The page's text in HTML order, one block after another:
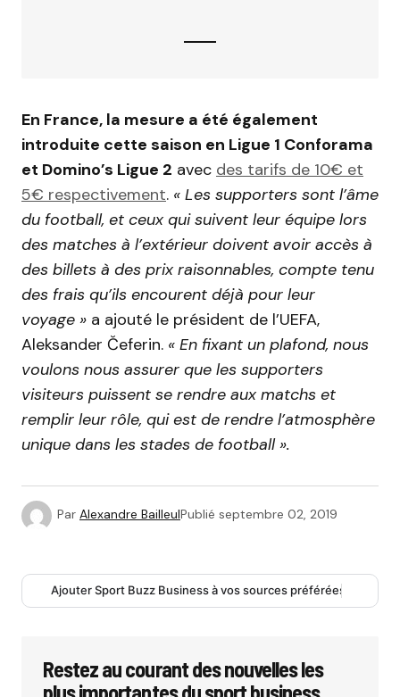
En France, la mesure a été également
introduite cette saison en Ligue 1 Conforama
et Domino’s Ligue 2 avec des tarifs de 10€ et
5€ respectivement. « Les supporters sont l’âme
du football, et ceux qui suivent leur équipe lors
des matches à l’extérieur doivent avoir accès à
des billets à des prix raisonnables, compte tenu
des frais qu’ils encourent déjà pour leur
voyage » a ajouté le président de l’UEFA,
Aleksander Čeferin. « En fixant un plafond, nous
voulons nous assurer que les supporters
visiteurs puissent se rendre aux matchs et
remplir leur rôle, qui est de rendre l’atmosphère
unique dans les stades de football ».
Par Alexandre BailleulPublié septembre 02, 2019
Ajouter Sport Buzz Business à vos sources préférées
Restez au courant des nouvelles les
plus importantes du sport business